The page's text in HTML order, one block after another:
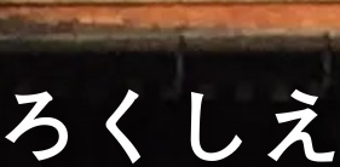
くしえ